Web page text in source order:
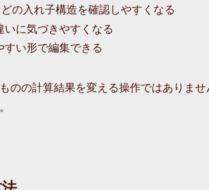
の入れ子構造を確認しやすくなる
に気づきやすくなる
い形で編集できる
のの計算結果を変える操作ではありま